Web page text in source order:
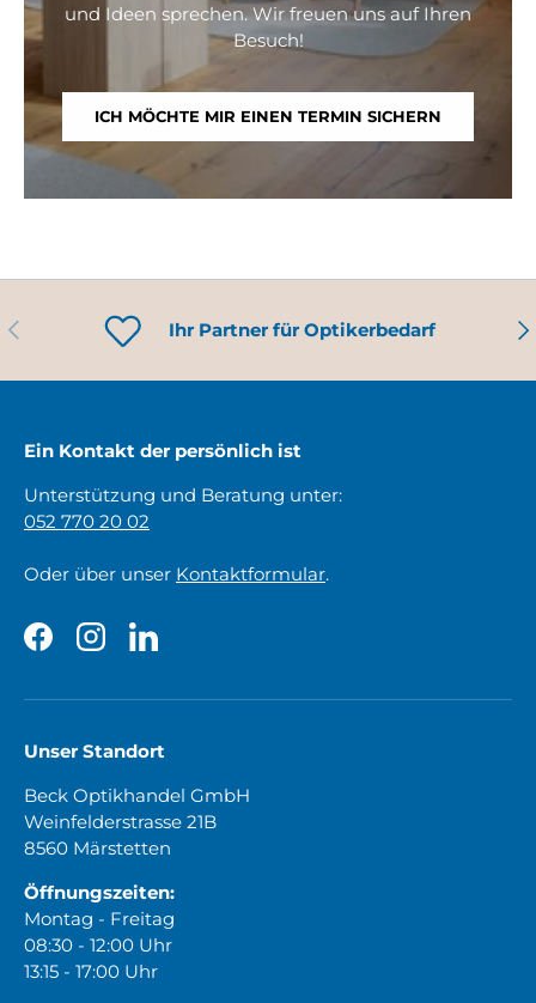
und Ideen sprechen. Wir freuen uns auf Ihren
Besuch!
ICH MÖCHTE MIR EINEN TERMIN SICHERN
VORHERIGE Ihr Partner für Optikerbedarf
Ein Kontakt der persönlich ist
Unterstützung und Beratung unter:
052 770 20 02
Oder über unser Kontaktformular.
FacebookInstagramLinkedIn
Unser Standort
Beck Optikhandel GmbH
Weinfelderstrasse 21B
8560 Märstetten
Öffnungszeiten:
Montag - Freitag
08:30 - 12:00 Uhr
13:15 - 17:00 Uhr